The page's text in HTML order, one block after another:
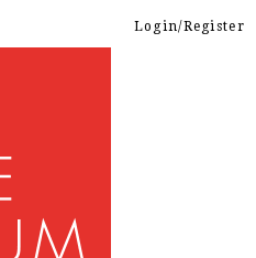
Login/Register